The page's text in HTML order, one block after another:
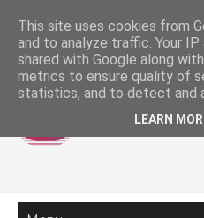
This site uses cookies from
and to analyze traffic. Your
shared with Google along
metrics to ensure quality of
statistics, and to detect and
LEARN